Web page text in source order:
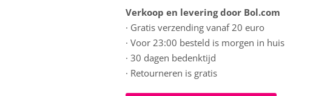
Verkoop en levering door Bol.com
· Gratis verzending vanaf 20 euro
· Voor 23:00 besteld is morgen in huis
· 30 dagen bedenktijd
· Retourneren is gratis